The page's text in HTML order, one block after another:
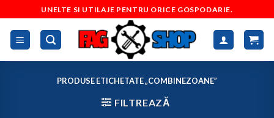
to
content
UNELTE SI UTILAJE PENTRU ORICE GOSPODARIE.
PRODUSE ETICHETATE „COMBINEZOANE”
FILTREAZĂ